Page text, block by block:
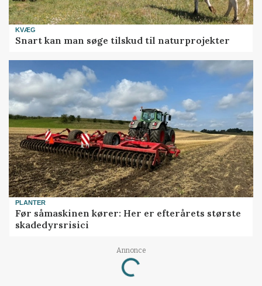
KVÆG
Snart kan man søge tilskud til naturprojekter
PLANTER
Før såmaskinen kører: Her er efterårets største
skadedyrsrisici
Annonce
Loading...